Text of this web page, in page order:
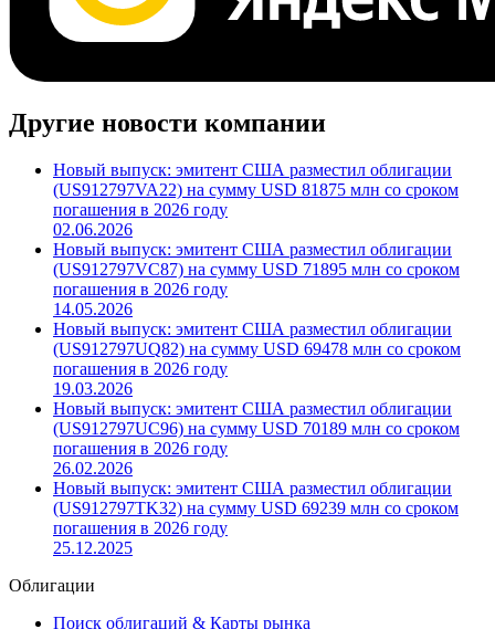
Другие новости компании
Новый выпуск: эмитент США разместил облигации
(US912797VA22) на сумму USD 81875 млн со сроком
погашения в 2026 году
02.06.2026
Новый выпуск: эмитент США разместил облигации
(US912797VC87) на сумму USD 71895 млн со сроком
погашения в 2026 году
14.05.2026
Новый выпуск: эмитент США разместил облигации
(US912797UQ82) на сумму USD 69478 млн со сроком
погашения в 2026 году
19.03.2026
Новый выпуск: эмитент США разместил облигации
(US912797UC96) на сумму USD 70189 млн со сроком
погашения в 2026 году
26.02.2026
(US912797TK32) на сумму USD 69239 млн со сроком
25.12.2025